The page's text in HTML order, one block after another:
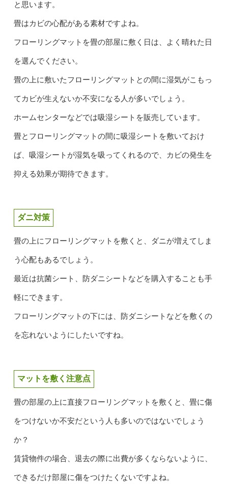
と思います。
畳はカビの心配がある素材ですよね。
フローリングマットを畳の部屋に敷く日は、よく晴れた日
を選んでください。
畳の上に敷いたフローリングマットとの間に湿気がこもっ
てカビが生えないか不安になる人が多いでしょう。
ホームセンターなどでは吸湿シートを販売しています。
畳とフローリングマットの間に吸湿シートを敷いておけ
ば、吸湿シートが湿気を吸ってくれるので、カビの発生を
抑える効果が期待できます。
ダニ対策
畳の上にフローリングマットを敷くと、ダニが増えてしま
う心配もあるでしょう。
最近は抗菌シート、防ダニシートなどを購入することも手
軽にできます。
フローリングマットの下には、防ダニシートなどを敷くの
を忘れないようにしたいですね。
マットを敷く注意点
畳の部屋の上に直接フローリングマットを敷くと、畳に傷
をつけないか不安だという人も多いのではないでしょう
か？
賃貸物件の場合、退去の際に出費が多くならないように、
できるだけ部屋に傷をつけたくないですよね。